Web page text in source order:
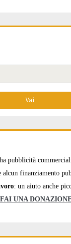
pubblicità
alcun finanziamento
: un aiuto anche
FAI UNA